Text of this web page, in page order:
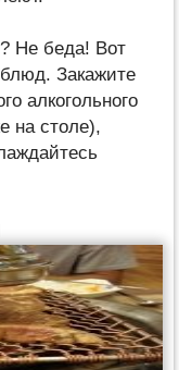
Не беда! Вот
Закажите
алкогольного
на столе),